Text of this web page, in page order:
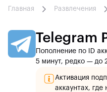
Главная Развлечения
Telegram
Пополнение по ID
5 минут, редко — до
Активация
аккаунтах, где